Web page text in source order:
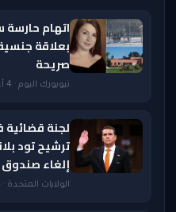
اتهام
بعلاقة
صريحة
نيويورك اليوم · 4 أغسطس 2026 — 8:20 AM
لجنة
ترشيح تود
إلغاء صندوق بقيمة
الولايات المتحدة · 4 أغسطس 2026 — 11:20 AM